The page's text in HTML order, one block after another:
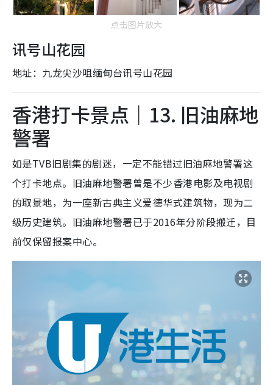
点击图片放大
讯号山花园
地址：九龙尖沙咀缅甸台讯号山花园
香港打卡景点｜13. 旧油麻地
警署
如是TVB旧剧集的剧迷，一定不能错过旧油麻地警署这
个打卡地点。旧油麻地警署曾是不少香港电影及电视剧
的取景地，为一座新古典主义爱德华式建筑物，现为二
级历史建筑。旧油麻地警署已于2016年分阶段搬迁，目
前仅保留报案中心。